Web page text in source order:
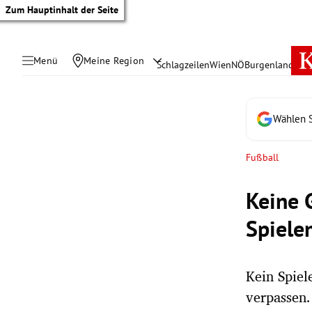
Zum Hauptinhalt der Seite
Menü Meine Region SchlagzeilenWienNÖBurgenland
Wählen
Fußball
Keine
Kein
verpassen.